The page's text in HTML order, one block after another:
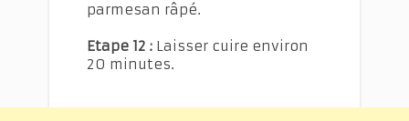
parmesan râpé.
Etape 12 : Laisser cuire environ
20 minutes.